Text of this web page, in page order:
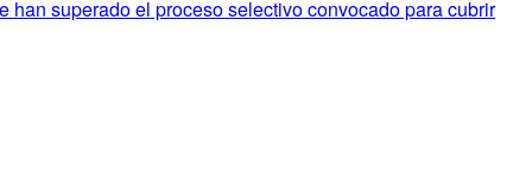
han superado el proceso selectivo convocado para cubrir